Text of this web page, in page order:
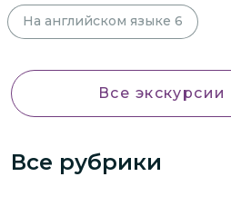
На английском языке 6
Все экскурсии
Все рубрики